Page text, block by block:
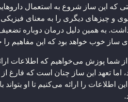
که این ساز شروع به استعمال
و چیزهای دیگری را به معنای
به همین دلیل درمان دوباره
ساز خوب خواهد بود که این مفاهیم
از شما پوزش می‌خواهیم که اطلاعات
اما تعهد این ساز چنان است که فارغ
اطلاعات را ارائه می‌کنیم تا او